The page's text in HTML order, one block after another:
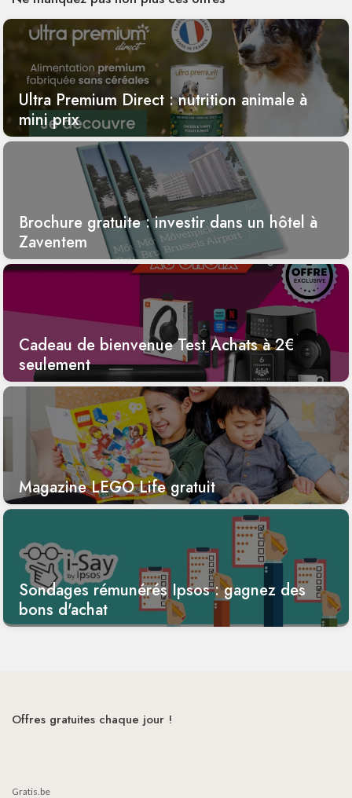
Ultra Premium Direct : nutrition animale à
mini prix
Brochure gratuite : investir dans un hôtel à
Zaventem
Cadeau de bienvenue Test Achats à 2€
seulement
Magazine LEGO Life gratuit
Sondages rémunérés Ipsos : gagnez des
bons d'achat
Offres gratuites chaque jour !
Gratis.be